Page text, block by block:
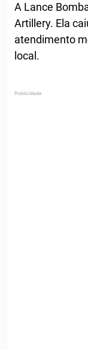
A Lance
Artillery. Ela
atendimento
local.